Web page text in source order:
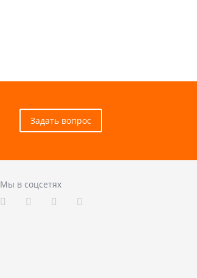
Задать вопрос
Мы в соцсетях